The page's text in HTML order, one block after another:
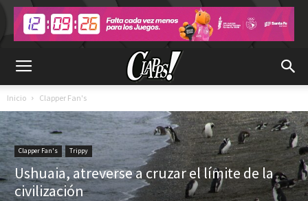
Inicio Clapper Fan's
Clapper Fan's Trippy
Ushuaia, atreverse a cruzar el límite de la
civilización